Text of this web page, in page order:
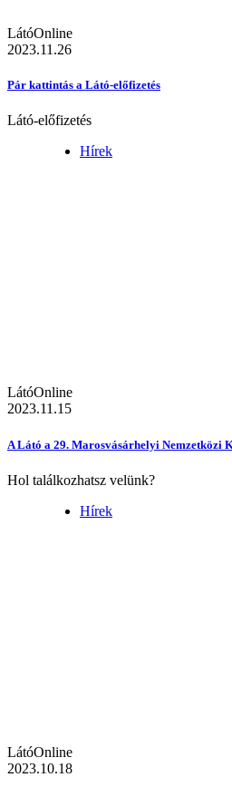
LátóOnline
2023.11.26
Pár kattintás a Látó-előfizetés
Látó-előfizetés
Hírek
LátóOnline
2023.11.15
A Látó a 29. Marosvásárhelyi Nemzetközi
Hol találkozhatsz velünk?
Hírek
LátóOnline
2023.10.18